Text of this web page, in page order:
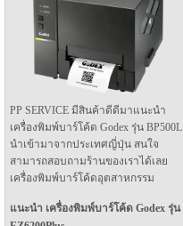
PP SERVICE มีสินค้าดีดีมาแนะนำ
เครื่องพิมพ์บาร์โค้ด Godex รุ่น BP500L
นำเข้ามาจากประเทศญี่ปุ่น สนใจ
สามารถสอบถามร้านของเราได้เลย
เครื่องพิมพ์บาร์โค้ดอุตสาหกรรม
แนะนำ เครื่องพิมพ์บาร์โค้ด Godex รุ่น